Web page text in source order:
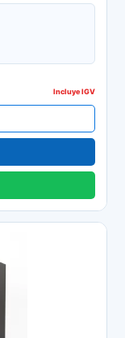
Incluye IGV